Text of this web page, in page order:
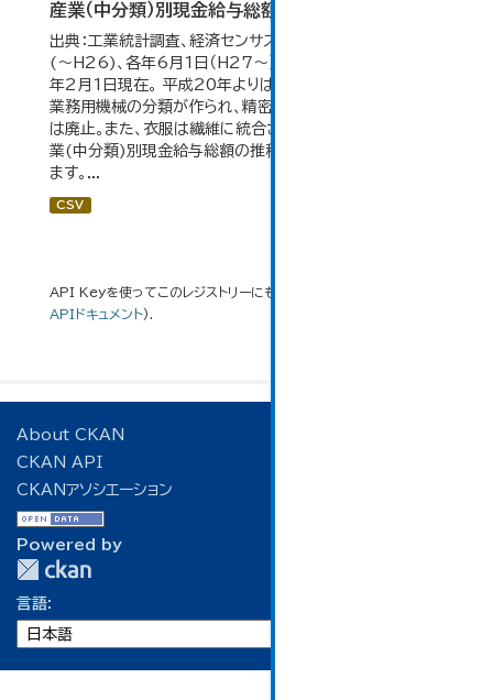
産業（中分類）別現金給与総額の推移
出典：工業統計調査、経済センサス。 各年12月31日現在
(～H26)、各年6月1日（H27～）・平成23年のみ平成24
年2月1日現在。 平成20年よりはん用機械、生産用機械、
業務用機械の分類が作られ、精密機械、一般用機械の分類
は廃止。また、衣服は繊維に統合された。 大仙市の統計「産
業(中分類)別現金給与総額の推移」のデータを参照してい
ます。...
CSV
API Keyを使ってこのレジストリーにもアクセス可能です
APIドキュメント).
About CKAN
CKAN API
CKANアソシエーション
Powered by
言語